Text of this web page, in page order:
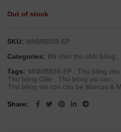
Out of stock
SKU: MNMBB39-EP
Categories: Đồ chơi thú nhồi bông ,
Tags: MNMBB39-EP , Thú bông
Thú bông Ollie , Thú bông voi con ,
Thú bông voi con cho bé Marcus &
Share